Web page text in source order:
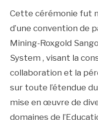
Cette cérémonie fut
d’une convention de
Mining-Roxgold
System , visant la
collaboration et la
sur toute l’étendue
mise en œuvre de
domaines de